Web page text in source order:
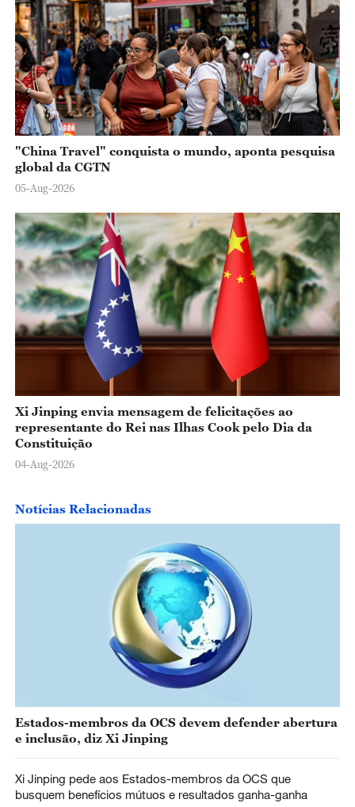
"China Travel" conquista o mundo, aponta pesquisa
global da CGTN
05-Aug-2026
Xi Jinping envia mensagem de felicitações ao
representante do Rei nas Ilhas Cook pelo Dia da
Constituição
04-Aug-2026
Notícias Relacionadas
Estados-membros da OCS devem defender abertura
e inclusão, diz Xi Jinping
Xi Jinping pede aos Estados-membros da OCS que
busquem benefícios mútuos e resultados ganha-ganha